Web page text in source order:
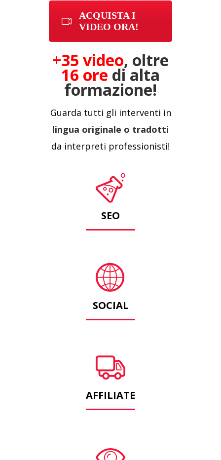
ACQUISTA I
VIDEO ORA!
+35 video, oltre
16 ore di alta
formazione!
Guarda tutti gli interventi in
lingua originale o tradotti
da interpreti professionisti!
SEO
SOCIAL
AFFILIATE